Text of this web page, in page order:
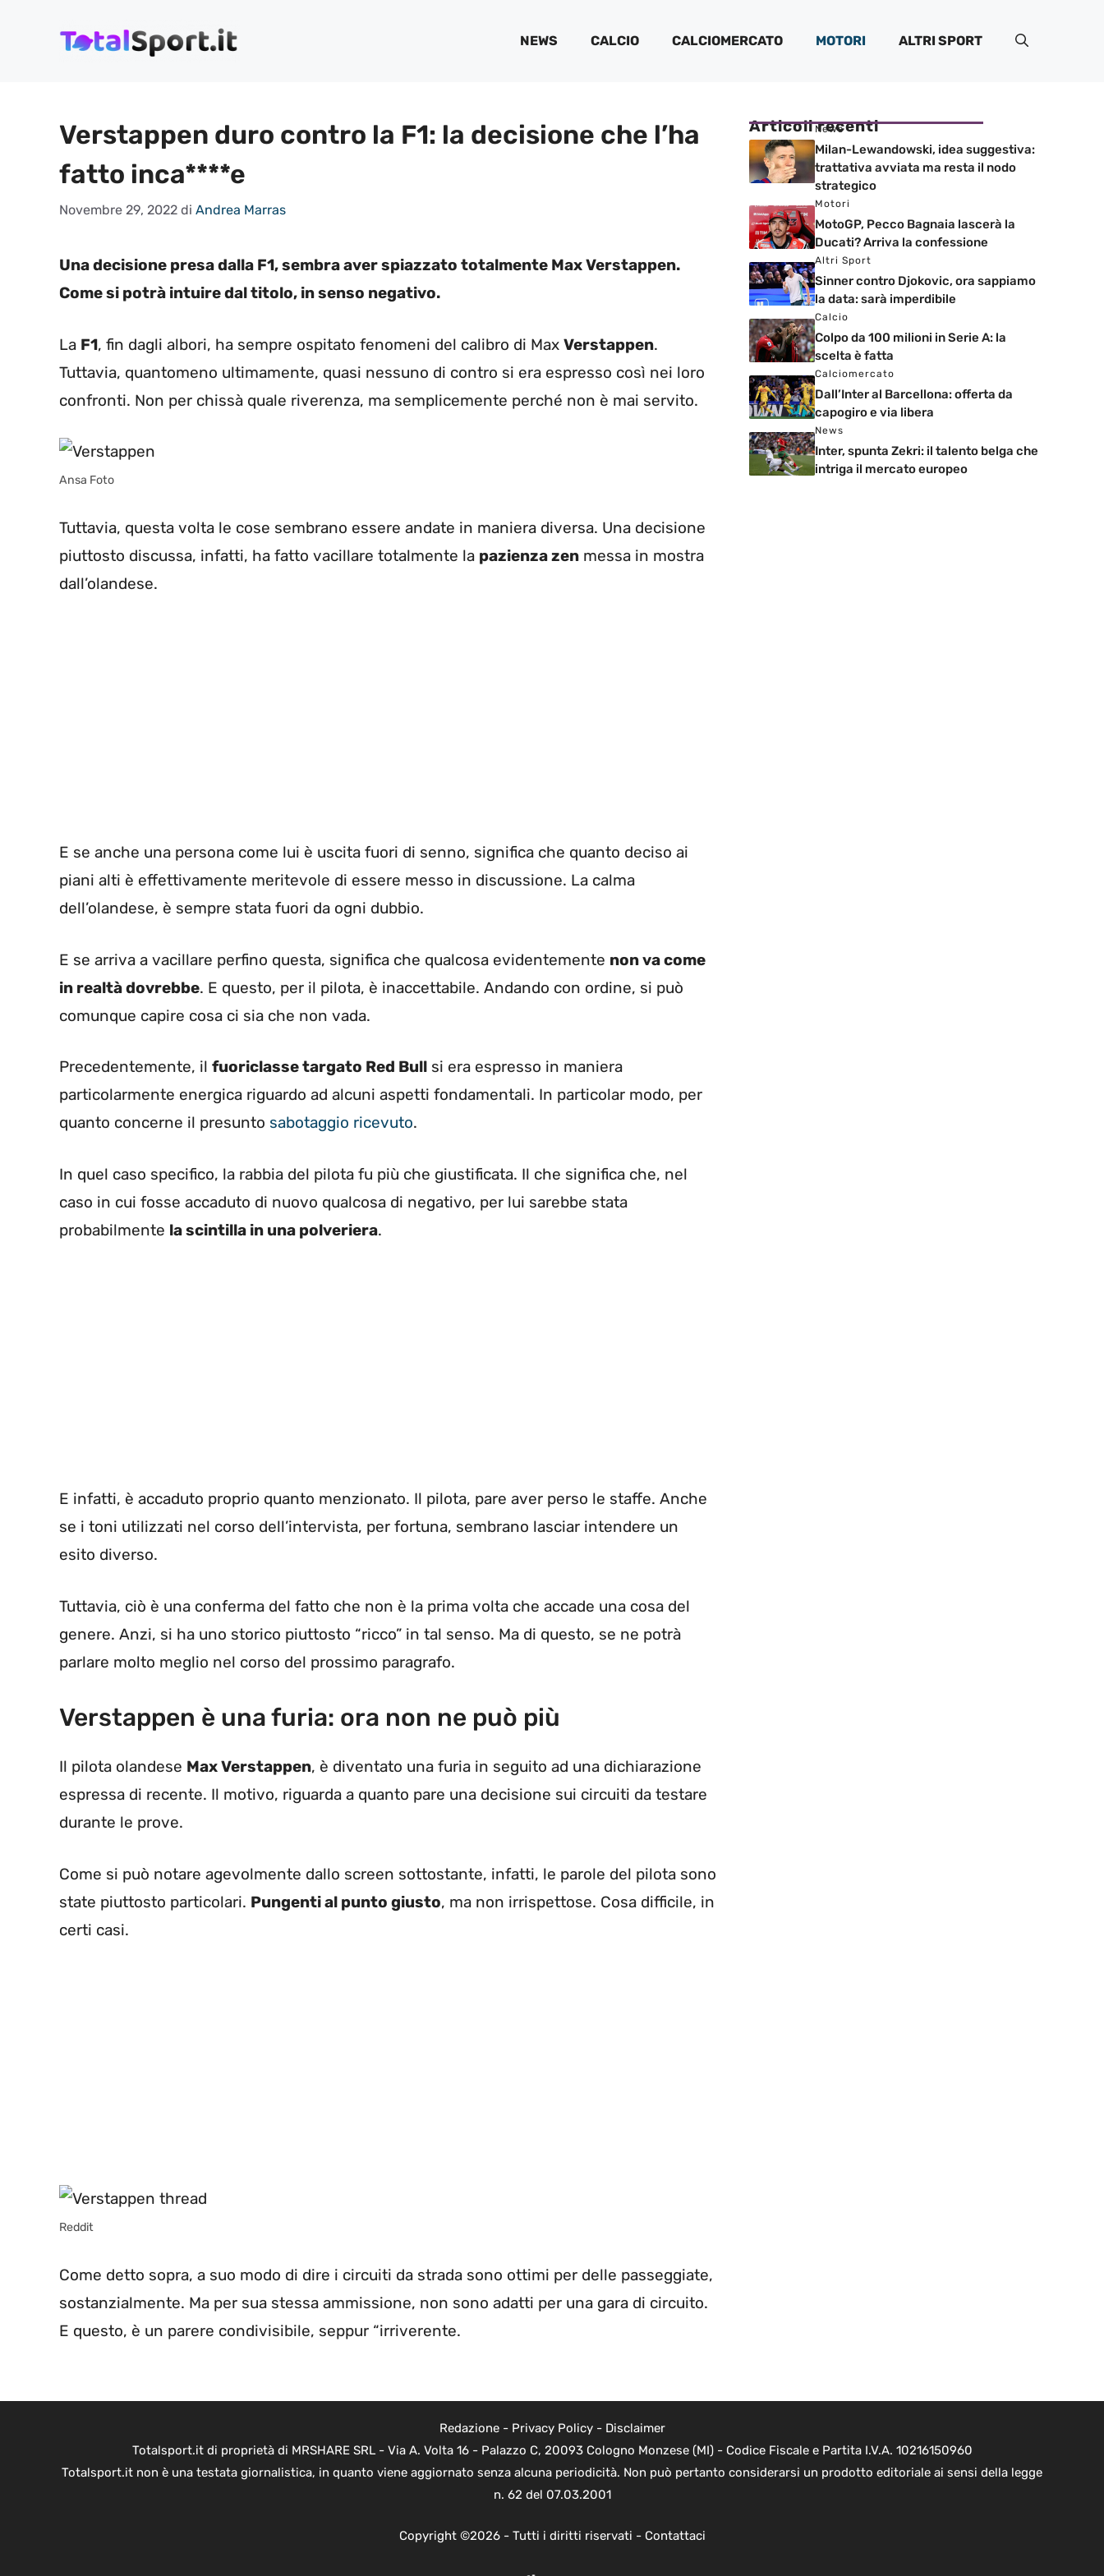
NEWS CALCIO CALCIOMERCATO MOTORI ALTRI SPORT
Verstappen duro contro la F1: la decisione che l’ha
fatto inca****e
Novembre 29, 2022 di Andrea Marras
Una decisione presa dalla F1, sembra aver spiazzato totalmente Max Verstappen.
Come si potrà intuire dal titolo, in senso negativo.
La F1, fin dagli albori, ha sempre ospitato fenomeni del calibro di Max Verstappen.
Tuttavia, quantomeno ultimamente, quasi nessuno di contro si era espresso così nei loro
confronti. Non per chissà quale riverenza, ma semplicemente perché non è mai servito.
Ansa Foto
Tuttavia, questa volta le cose sembrano essere andate in maniera diversa. Una decisione
piuttosto discussa, infatti, ha fatto vacillare totalmente la pazienza zen messa in mostra
dall’olandese.
E se anche una persona come lui è uscita fuori di senno, significa che quanto deciso ai
piani alti è effettivamente meritevole di essere messo in discussione. La calma
dell’olandese, è sempre stata fuori da ogni dubbio.
E se arriva a vacillare perfino questa, significa che qualcosa evidentemente non va come
in realtà dovrebbe. E questo, per il pilota, è inaccettabile. Andando con ordine, si può
comunque capire cosa ci sia che non vada.
Precedentemente, il fuoriclasse targato Red Bull si era espresso in maniera
particolarmente energica riguardo ad alcuni aspetti fondamentali. In particolar modo, per
quanto concerne il presunto sabotaggio ricevuto.
In quel caso specifico, la rabbia del pilota fu più che giustificata. Il che significa che, nel
caso in cui fosse accaduto di nuovo qualcosa di negativo, per lui sarebbe stata
probabilmente la scintilla in una polveriera.
E infatti, è accaduto proprio quanto menzionato. Il pilota, pare aver perso le staffe. Anche
se i toni utilizzati nel corso dell’intervista, per fortuna, sembrano lasciar intendere un
esito diverso.
Tuttavia, ciò è una conferma del fatto che non è la prima volta che accade una cosa del
genere. Anzi, si ha uno storico piuttosto “ricco” in tal senso. Ma di questo, se ne potrà
parlare molto meglio nel corso del prossimo paragrafo.
Verstappen è una furia: ora non ne può più
Il pilota olandese Max Verstappen, è diventato una furia in seguito ad una dichiarazione
espressa di recente. Il motivo, riguarda a quanto pare una decisione sui circuiti da testare
durante le prove.
Come si può notare agevolmente dallo screen sottostante, infatti, le parole del pilota sono
state piuttosto particolari. Pungenti al punto giusto, ma non irrispettose. Cosa difficile, in
certi casi.
Reddit
Come detto sopra, a suo modo di dire i circuiti da strada sono ottimi per delle passeggiate,
sostanzialmente. Ma per sua stessa ammissione, non sono adatti per una gara di circuito.
E questo, è un parere condivisibile, seppur “irriverente.
Articoli recenti
News
Milan-Lewandowski, idea suggestiva:
trattativa avviata ma resta il nodo
strategico
Motori
MotoGP, Pecco Bagnaia lascerà la
Ducati? Arriva la confessione
Altri Sport
Sinner contro Djokovic, ora sappiamo
la data: sarà imperdibile
Calcio
Colpo da 100 milioni in Serie A: la
scelta è fatta
Calciomercato
Dall’Inter al Barcellona: offerta da
capogiro e via libera
News
Inter, spunta Zekri: il talento belga che
intriga il mercato europeo
Redazione- Privacy Policy- Disclaimer
Totalsport.it di proprietà di MRSHARE SRL - Via A. Volta 16 - Palazzo C, 20093 Cologno Monzese (MI) - Codice Fiscale e Partita I.V.A. 10216150960
Totalsport.it non è una testata giornalistica, in quanto viene aggiornato senza alcuna periodicità. Non può pertanto considerarsi un prodotto editoriale ai sensi della legge
n. 62 del 07.03.2001
Copyright ©2026 - Tutti i diritti riservati - Contattaci